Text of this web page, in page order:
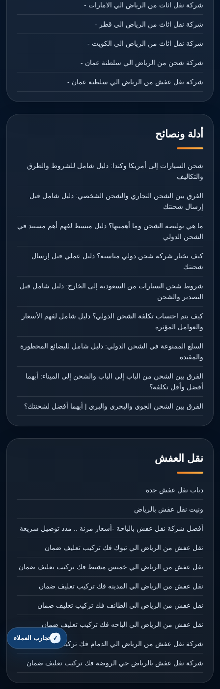
شركة نقل اثاث من الرياض الي الامارات -
شركة نقل اثاث من الرياض الي قطر -
شركة نقل اثاث من الرياض الي الكويت -
شركة شحن من الرياض الي سلطنة عمان -
شركة نقل عفش من الرياض الي سلطنة عمان -
أدلة ونصائح
شحن السيارات إلى أمريكا وكندا: دليل شامل للشروط والطرق
والتكاليف
الفرق بين الشحن التجاري والشحن الشخصي: دليل شامل قبل
إرسال شحنتك
ما هي بوليصة الشحن وما أهميتها؟ دليل مبسط لفهم أهم مستند في
الشحن الدولي
كيف تختار شركة شحن دولي مناسبة؟ دليل عملي قبل إرسال
شحنتك
شروط شحن السيارات من السعودية إلى الخارج: دليل شامل قبل
التصدير والشحن
كيف يتم احتساب تكلفة الشحن الدولي؟ دليل شامل لفهم الأسعار
والعوامل المؤثرة
السلع الممنوعة في الشحن الدولي: دليل شامل للبضائع المحظورة
والمقيدة
الفرق بين الشحن من الباب إلى الباب والشحن إلى الميناء: أيهما
أفضل وأقل تكلفة؟
الفرق بين الشحن الجوي والبحري والبري | أيهما أفضل لشحنتك؟
نقل العفش
دباب نقل عفش جدة
ونيت نقل عفش بالرياض
أفضل شركة نقل عفش بالباحة -أسعار مرنة .. مدد توصيل سريعة
نقل عفش من الرياض الي تبوك فك تركيب تعليف ضمان
نقل عفش من الرياض الي خميس مشيط فك تركيب تعليف ضمان
نقل عفش من الرياض الي المدينه فك تركيب تعليف ضمان
نقل عفش من الرياض الي الطائف فك تركيب تعليف ضمان
نقل عفش من الرياض الي الباحه فك تركيب تعليف ضمان
شركة نقل عفش من الرياض الي الدمام فك تركيب تعليف ضمان
شركة نقل عفش بالرياض حي الروضة فك تركيب تعليف ضمان
تجارب العملاء